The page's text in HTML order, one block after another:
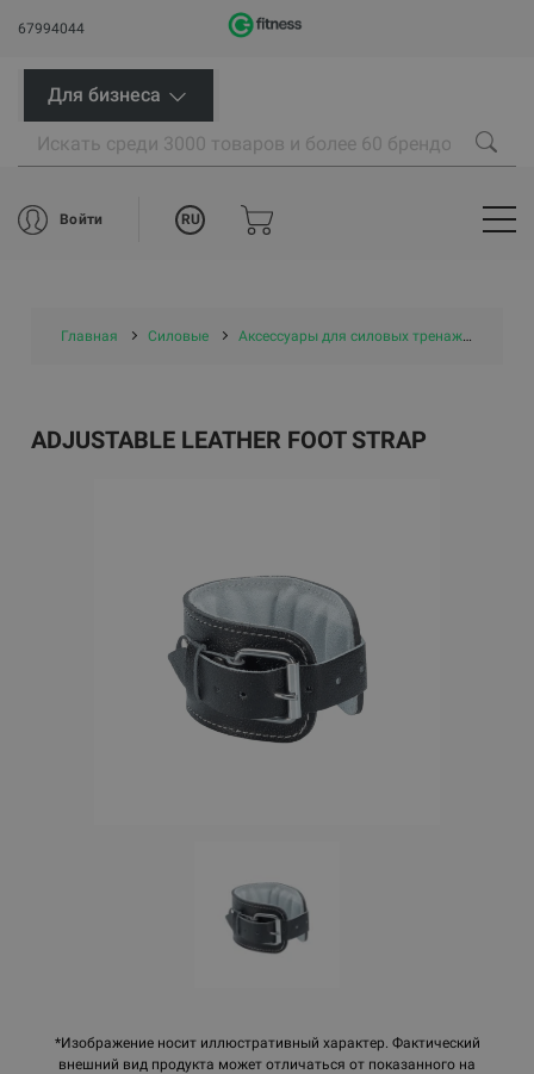
67994044
Для бизнеса
Войти RU
Главная Силовые Аксессуары для силовых тренажеров
*Изображение носит иллюстративный характер. Фактический
внешний вид продукта может отличаться от показанного на
ADJUSTABLE LEATHER FOOT STRAP